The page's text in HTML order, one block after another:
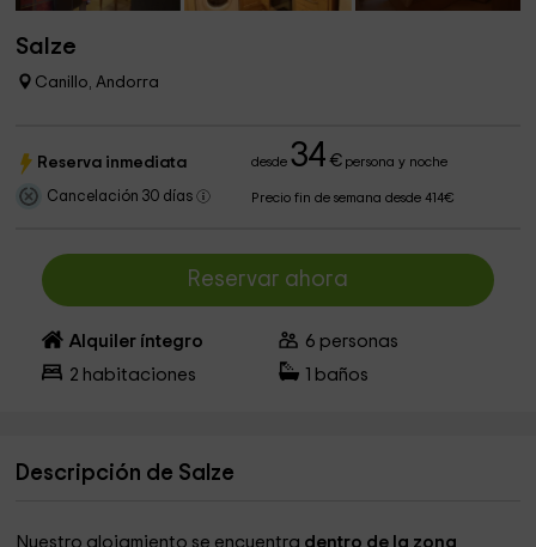
Salze
Canillo, Andorra
Reserva inmediata desde34 €persona y noche
Cancelación 30 días Precio fin de semana desde 414€
Reservar ahora
Alquiler íntegro 6 personas
2 habitaciones baños
Descripción de Salze
Nuestro alojamiento se encuentra dentro de la zona